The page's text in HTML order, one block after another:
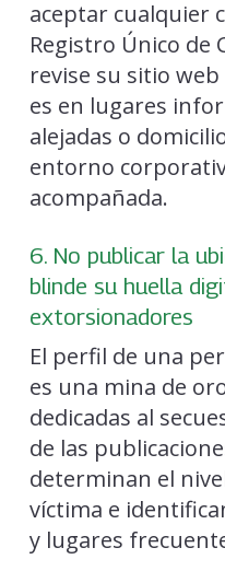
aceptar cualquier
Registro Único de
revise su sitio
es en lugares
alejadas o
entorno
acompañada.
6. No publicar la
blinde su huella
extorsionadores
El perfil de una
es una mina de
dedicadas al
de las
determinan el
víctima e
y lugares